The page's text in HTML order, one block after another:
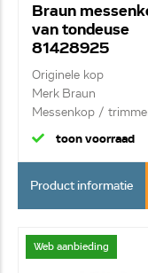
Braun
van tondeuse
81428925
Originele kop
Merk Braun
Messenkop /
toon voorraad
Product informatie
Web aanbieding